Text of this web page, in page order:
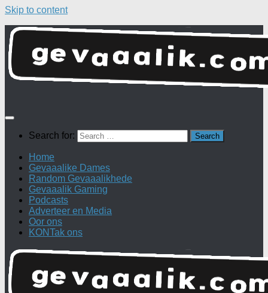
Skip to content
Search for:
Home
Gevaaalike Dames
Random Gevaaalikhede
Gevaaalik Gaming
Podcasts
Adverteer en Media
Oor ons
KONTak ons